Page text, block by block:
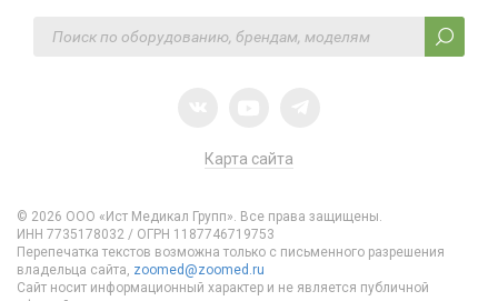
Карта сайта
© 2026 ООО «Ист Медикал Групп». Все права защищены.
ИНН 7735178032 / ОГРН 1187746719753
Перепечатка текстов возможна только с письменного разрешения
владельца сайта, zoomed@zoomed.ru
Сайт носит информационный характер и не является публичной